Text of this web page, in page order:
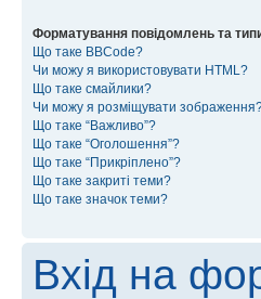
Форматування повідомлень та
Що таке BBCode?
Чи можу я використовувати HTML?
Що таке смайлики?
Чи можу я розміщувати
Що таке “Важливо”?
Що таке “Оголошення”?
Що таке “Прикріплено”?
Що таке закриті теми?
Що таке значок теми?
Вхід на